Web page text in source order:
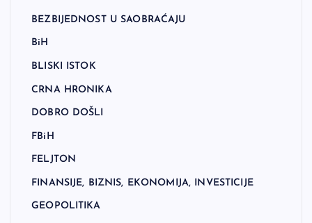
BEZBIJEDNOST U SAOBRAĆAJU
BiH
BLISKI ISTOK
CRNA HRONIKA
DOBRO DOŠLI
FBiH
FELJTON
FINANSIJE, BIZNIS, EKONOMIJA, INVESTICIJE
GEOPOLITIKA